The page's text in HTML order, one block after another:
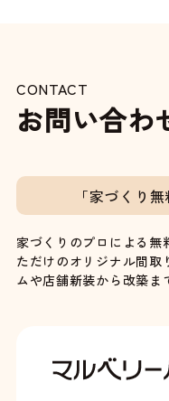
CONTACT
お問い合わ
「家づくり
家づくりのプロによる無
ただけのオリジナル間取
ムや店舗新装から改築ま